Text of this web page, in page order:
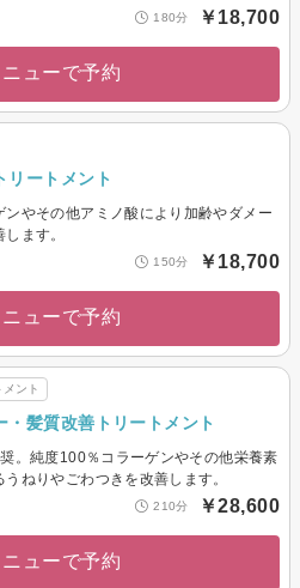
180分 ￥18,700
ューで予約
リートメント
やその他アミノ酸により加齢やダメー
ます。
150分 ￥18,700
ューで予約
メント
髪質改善トリートメント
。純度100％コラーゲンやその他栄養素
ねりやごわつきを改善します。
210分 ￥28,600
ューで予約